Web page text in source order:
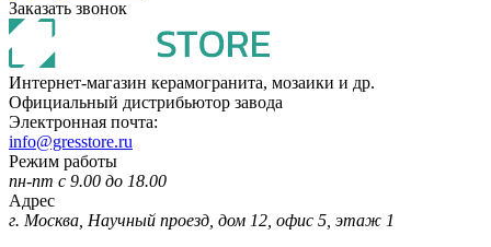
Заказать звонок
Интернет-магазин керамогранита, мозаики и др.
Официальный дистрибьютор завода
Электронная почта:
info@gresstore.ru
Режим работы
пн-пт с 9.00 до 18.00
Адрес
г. Москва, Научный проезд, дом 12, офис 5, этаж 1